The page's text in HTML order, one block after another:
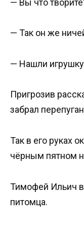
— Так он же
— Нашли
Пригрозив
забрал
Так в его руках
чёрным пятном
Тимофей Ильич
питомца.